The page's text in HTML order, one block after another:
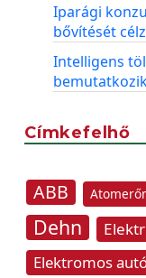
Iparági
bővítését
Intelligens
Címkefelhő
ABB
Dehn
Elektromos